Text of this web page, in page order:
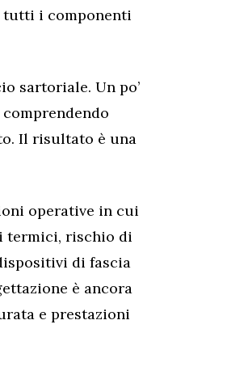
tutti i componenti
sartoriale. Un po’
Il risultato è una
operative in cui
termici, rischio di
di fascia
è ancora
e prestazioni